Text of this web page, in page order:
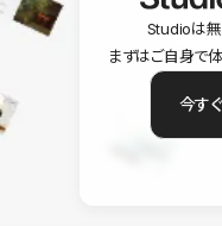
Studioは無
まずはご自身で
今す